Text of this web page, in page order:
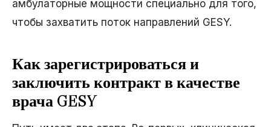
амбулаторные мощности специально для того,
чтобы захватить поток направлений GESY.
Как зарегистрироваться и
заключить контракт в качестве
врача GESY